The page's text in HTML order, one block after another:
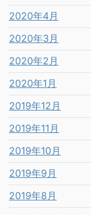
2020年4月
2020年3月
2020年2月
2020年1月
2019年12月
2019年11月
2019年10月
2019年9月
2019年8月